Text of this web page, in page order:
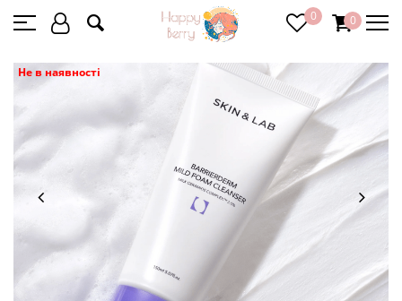
0 0
Не в наявності